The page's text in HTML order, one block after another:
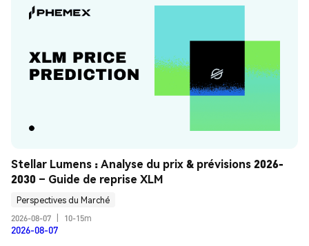
Stellar Lumens : Analyse du prix & prévisions 2026-
2030 – Guide de reprise XLM
Perspectives du Marché
2026-08-07
10-15m
2026-08-07